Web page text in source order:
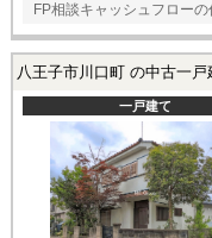
FP相談キャッシュフロー
八王子市川口町 の中古一戸
一戸建て